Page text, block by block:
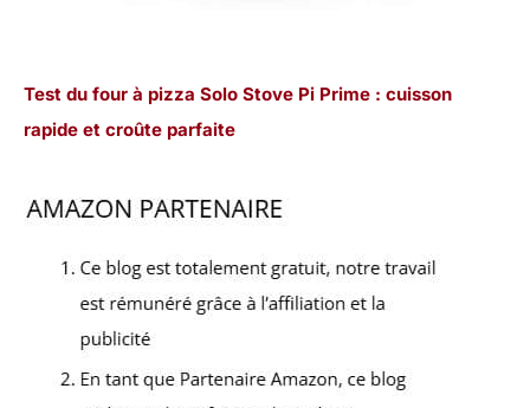
Test du four à pizza Solo Stove Pi Prime : cuisson
rapide et croûte parfaite